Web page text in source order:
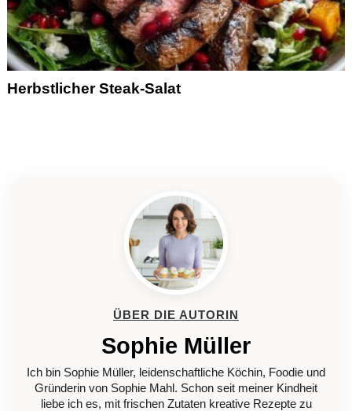
Herbstlicher Steak-Salat
ÜBER DIE AUTORIN
Sophie Müller
Ich bin Sophie Müller, leidenschaftliche Köchin, Foodie und
Gründerin von Sophie Mahl. Schon seit meiner Kindheit
liebe ich es, mit frischen Zutaten kreative Rezepte zu